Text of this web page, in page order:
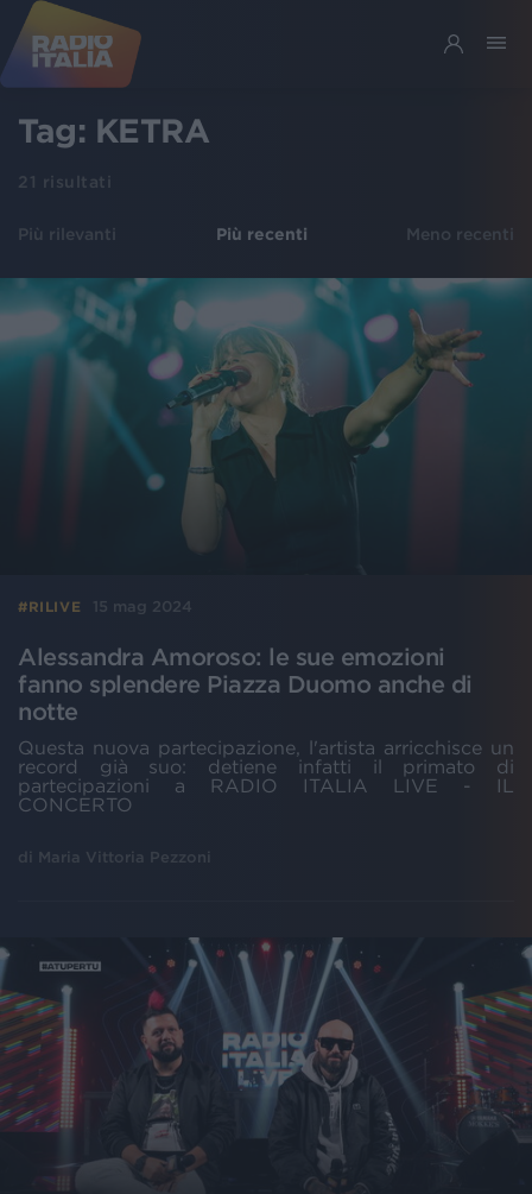
Tag: KETRA
21 risultati
Più rilevanti Più recenti Meno recenti
#RILIVE 15 mag 2024
Alessandra Amoroso: le sue emozioni
fanno splendere Piazza Duomo anche di
notte
Questa nuova partecipazione, l'artista arricchisce un
record già suo: detiene infatti il primato di
partecipazioni a RADIO ITALIA LIVE - IL
CONCERTO
di Maria Vittoria Pezzoni